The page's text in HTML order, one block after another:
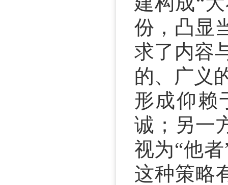
份，凸显
求了内容
的、广义
形成仰赖
诚；另一
视为“他
这种策略